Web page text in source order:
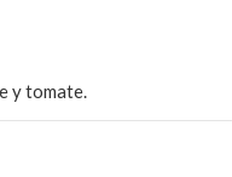
y tomate.